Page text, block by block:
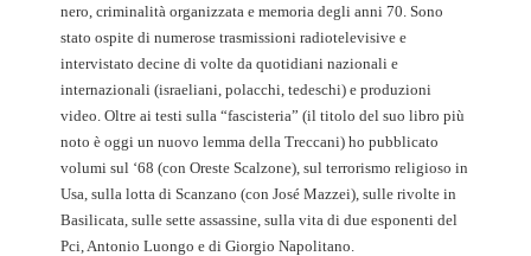
nero, criminalità organizzata e memoria degli anni 70. Sono
stato ospite di numerose trasmissioni radiotelevisive e
intervistato decine di volte da quotidiani nazionali e
internazionali (israeliani, polacchi, tedeschi) e produzioni
video. Oltre ai testi sulla “fascisteria” (il titolo del suo libro più
noto è oggi un nuovo lemma della Treccani) ho pubblicato
volumi sul ‘68 (con Oreste Scalzone), sul terrorismo religioso in
Usa, sulla lotta di Scanzano (con José Mazzei), sulle rivolte in
Basilicata, sulle sette assassine, sulla vita di due esponenti del
Pci, Antonio Luongo e di Giorgio Napolitano.